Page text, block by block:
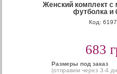
Женский комплект
футболка и
Код:
683
Размеры под заказ
(отправим через 3-4